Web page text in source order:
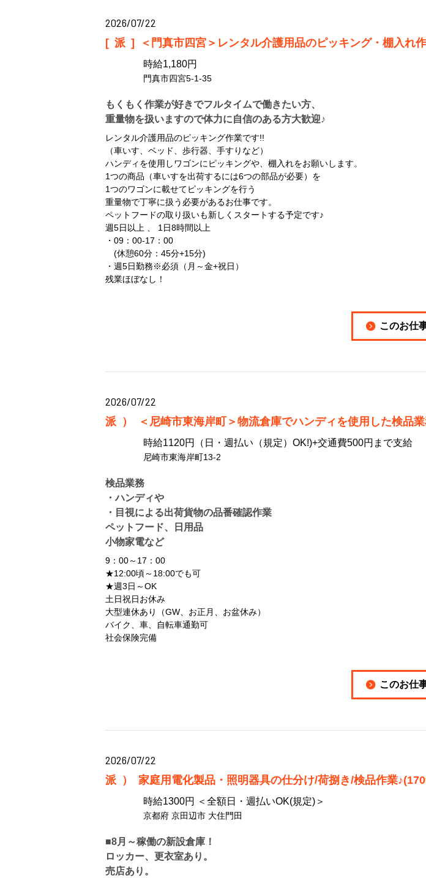
2026/07/22
[派] ＜門真市四宮＞レンタル介護用品のピッキング・棚入れ
時給1,180円
門真市四宮5-1-35
もくもく作業が好きでフルタイムで働きたい方、
重量物を扱いますので体力に自信のある方大歓迎♪
レンタル介護用品のピッキング作業です!!
（車いす、ベッド、歩行器、手すりなど）
ハンディを使用しワゴンにピッキングや、棚入れをお願いします。
1つの商品（車いすを出荷するには6つの部品が必要）を
1つのワゴンに載せてピッキングを行う
重量物で丁寧に扱う必要があるお仕事です。
ペットフードの取り扱いも新しくスタートする予定です♪
週5日以上 、 1日8時間以上
・09：00-17：00
(休憩60分：45分+15分)
・週5日勤務※必須（月～金+祝日）
残業ほぼなし！
このお仕
2026/07/22
派） ＜尼崎市東海岸町＞物流倉庫でハンディを使用した検品業
時給1120円（日・週払い（規定）OK!)+交通費500円まで支給
尼崎市東海岸町13-2
検品業務
・ハンディや
・目視による出荷貨物の品番確認作業
ペットフード、日用品
小物家電など
9：00～17：00
★12:00頃～18:00でも可
★週3日～OK
土日祝日お休み
大型連休あり（GW、お正月、お盆休み）
バイク、車、自転車通勤可
社会保険完備
このお仕
2026/07/22
派） 家庭用電化製品・照明器具の仕分け/荷捌き/検品作業
時給1300円 ＜全額日・週払いOK(規定)＞
京都府 京田辺市 大住門田
■8月～稼働の新設倉庫！
ロッカー、更衣室あり。
売店あり。